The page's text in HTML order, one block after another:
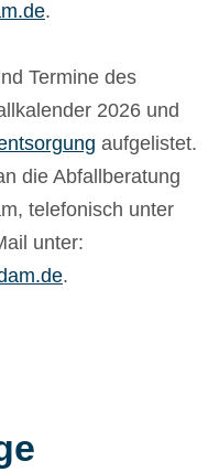
.
Termine des
2026 und
aufgelistet.
die Abfallberatung
telefonisch unter
unter:
.